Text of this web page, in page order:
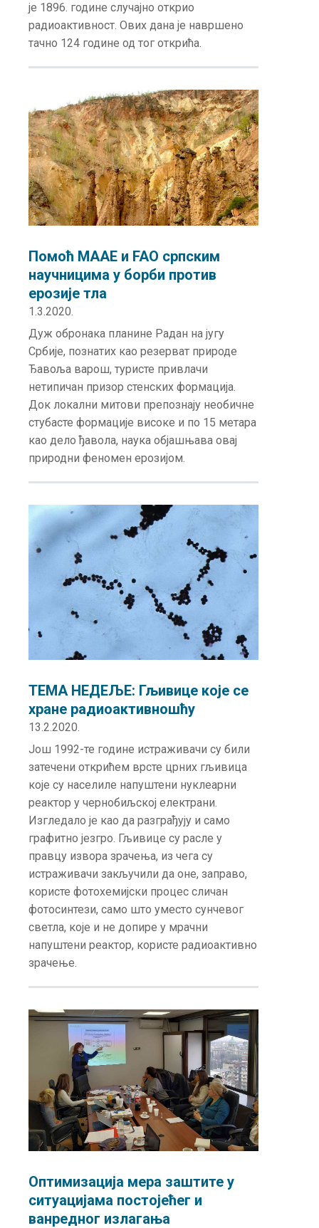
је 1896. године случајно открио
радиоактивност. Ових дана је навршено
тачно 124 године од тог открића.
Помоћ МААЕ и FAO српским
научницима у борби против
ерозије тла
1.3.2020.
Дуж обронака планине Радан на југу
Србије, познатих као резерват природе
Ђавоља варош, туристе привлачи
нетипичан призор стенских формација.
Док локални митови препознају необичне
стубасте формације високе и по 15 метара
као дело ђавола, наука објашњава овај
природни феномен ерозијом.
ТЕМА НЕДЕЉЕ: Гљивице које се
хране радиоактивношћу
13.2.2020.
Још 1992-те године истраживачи су били
затечени открићем врсте црних гљивица
које су населиле напуштени нуклеарни
реактор у чернобиљској електрани.
Изгледало је као да разграђују и само
графитно језгро. Гљивице су расле у
правцу извора зрачења, из чега су
истраживачи закључили да оне, заправо,
користе фотохемијски процес сличан
фотосинтези, само што уместо сунчевог
светла, које и не допире у мрачни
напуштени реактор, користе радиоактивно
зрачење.
Оптимизација мера заштите у
ситуацијама постојећег и
ванредног излагања